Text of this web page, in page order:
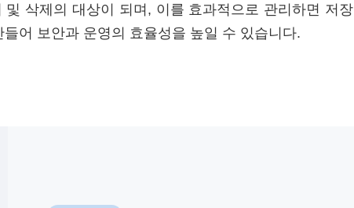
삭제의 대상이 되며, 이를 효과적으로 관리하면 저장
어 보안과 운영의 효율성을 높일 수 있습니다.